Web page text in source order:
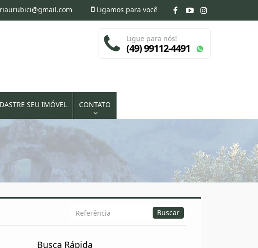
Ligamos para você
SEU IMÓVEL CONTATO
Ligue para nós!
(49) 99112-4491
Busca
Buscar
Busca Rápida